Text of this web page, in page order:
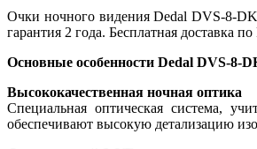
Очки ночного видения Dedal DVS-8-
гарантия 2 года. Бесплатная доставка
Основные особенности Dedal DVS-8-
Высококачественная ночная оптика
Специальная оптическая система,
обеспечивают высокую детализацию